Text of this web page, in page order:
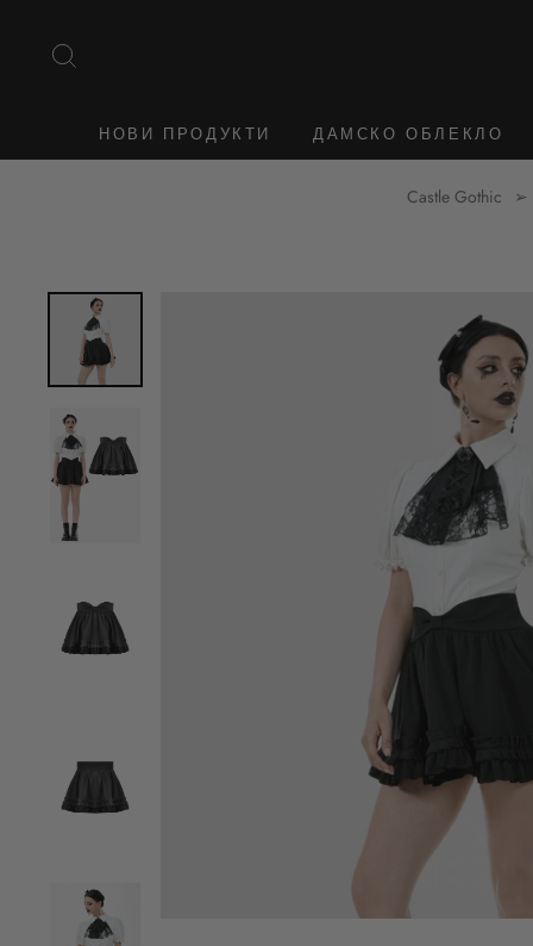
съдържанието
НОВИ ПРОДУКТИ ДАМСКО ОБЛЕКЛО
Castle Gothic